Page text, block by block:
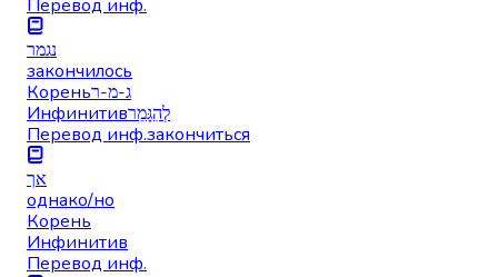
Перевод инф.
נגמר
закончилось
Кореньג-מ-ר
Инфинитивלְהִגָּמֵר
Перевод инф.закончиться
אך
однако/но
Корень
Инфинитив
Перевод инф.